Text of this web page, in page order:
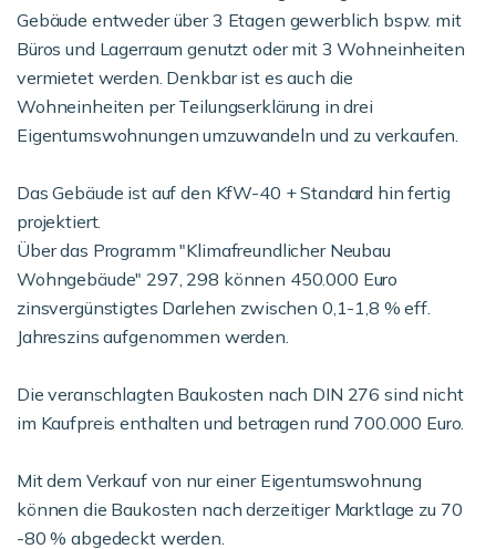
Gebäude entweder über 3 Etagen gewerblich bspw. mit
Büros und Lagerraum genutzt oder mit 3 Wohneinheiten
vermietet werden. Denkbar ist es auch die
Wohneinheiten per Teilungserklärung in drei
Eigentumswohnungen umzuwandeln und zu verkaufen.
Das Gebäude ist auf den KfW-40 + Standard hin fertig
projektiert.
Über das Programm "Klimafreundlicher Neubau
Wohngebäude" 297, 298 können 450.000 Euro
zinsvergünstigtes Darlehen zwischen 0,1-1,8 % eff.
Jahreszins aufgenommen werden.
Die veranschlagten Baukosten nach DIN 276 sind nicht
im Kaufpreis enthalten und betragen rund 700.000 Euro.
Mit dem Verkauf von nur einer Eigentumswohnung
können die Baukosten nach derzeitiger Marktlage zu 70
-80 % abgedeckt werden.